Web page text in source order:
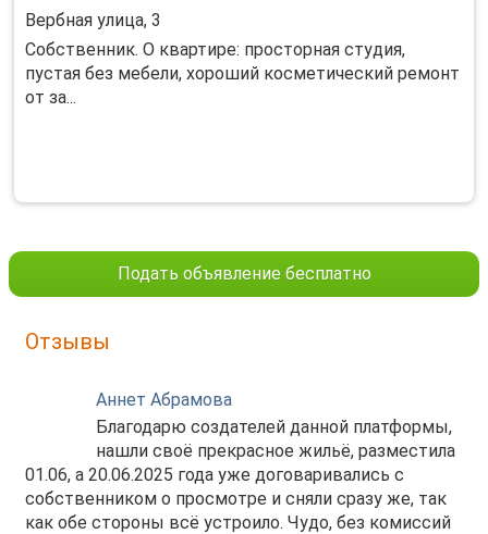
Вербная улица, 3
Собственник. О квартире: просторная студия,
пустая без мебели, хороший косметический ремонт
от за...
Подать объявление бесплатно
Отзывы
Аннет Абрамова
Благодарю создателей данной платформы,
нашли своё прекрасное жильё, разместила
01.06, а 20.06.2025 года уже договаривались с
собственником о просмотре и сняли сразу же, так
как обе стороны всё устроило. Чудо, без комиссий